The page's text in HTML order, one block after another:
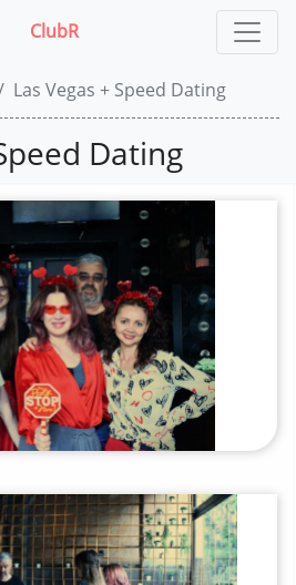
ClubR
Las Vegas + Speed Dating
Dating